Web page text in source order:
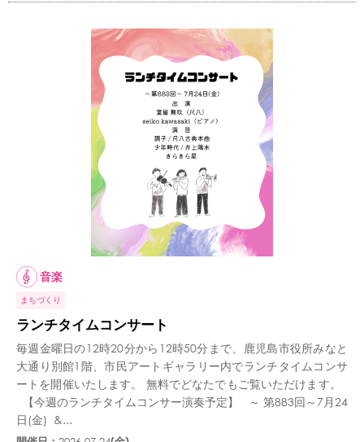
音楽
まちづくり
ランチタイムコンサート
毎週金曜日の12時20分から12時50分まで、鹿児島市役所みなと
大通り別館1階、市民アートギャラリー内でランチタイムコンサ
ートを開催いたします。 無料でどなたでもご覧いただけます。
【今週のランチタイムコンサー演奏予定】 ～ 第883回～7月24
日(金) &...